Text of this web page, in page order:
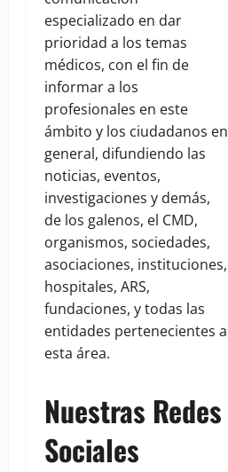
especializado en dar
prioridad a los temas
médicos, con el fin de
informar a los
profesionales en este
ámbito y los ciudadanos en
general, difundiendo las
noticias, eventos,
investigaciones y demás,
de los galenos, el CMD,
organismos, sociedades,
asociaciones, instituciones,
hospitales, ARS,
fundaciones, y todas las
entidades pertenecientes a
esta área.
Nuestras Redes
Sociales